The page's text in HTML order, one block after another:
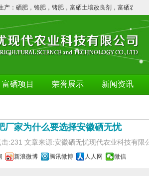
：硒肥，铬肥，锗肥，富硒土壤改良剂，富硒农产品
富硒项目 荣誉展示 新闻资讯
厂家为什么要选择安徽硒无忧
:231 文章来源:安徽硒无忧现代农业科技有限
新浪微博 腾讯微博 人人网 微信